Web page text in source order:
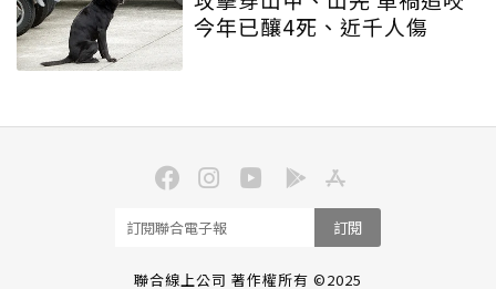
今年已釀4死、近千人傷
訂閱
聯合線上公司 著作權所有 ©2025